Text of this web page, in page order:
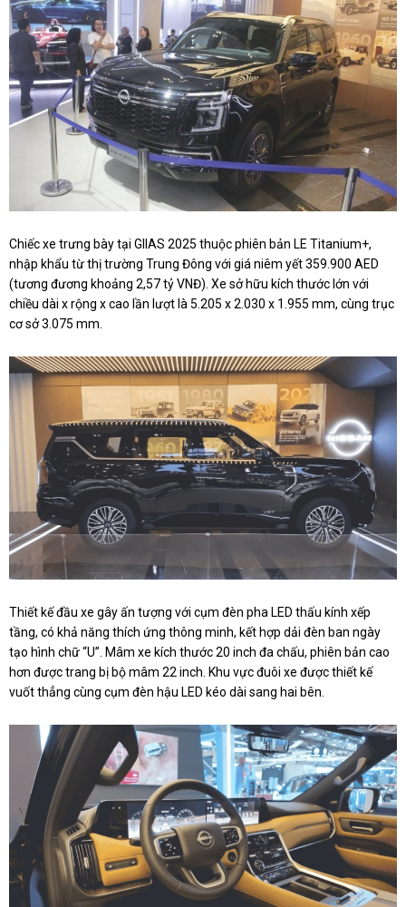
Chiếc xe trưng bày tại GIIAS 2025 thuộc phiên bản LE Titanium+,
nhập khẩu từ thị trường Trung Đông với giá niêm yết 359.900 AED
(tương đương khoảng 2,57 tỷ VNĐ). Xe sở hữu kích thước lớn với
chiều dài x rộng x cao lần lượt là 5.205 x 2.030 x 1.955 mm, cùng trục
cơ sở 3.075 mm.
Thiết kế đầu xe gây ấn tượng với cụm đèn pha LED thấu kính xếp
tầng, có khả năng thích ứng thông minh, kết hợp dải đèn ban ngày
tạo hình chữ “U”. Mâm xe kích thước 20 inch đa chấu, phiên bản cao
hơn được trang bị bộ mâm 22 inch. Khu vực đuôi xe được thiết kế
vuốt thẳng cùng cụm đèn hậu LED kéo dài sang hai bên.